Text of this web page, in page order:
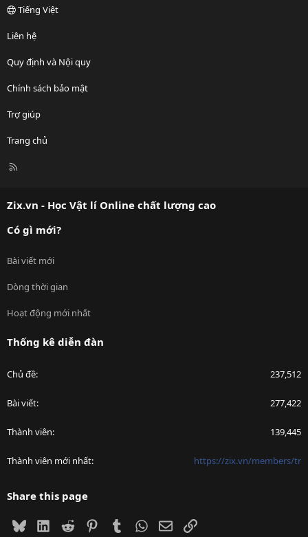
Tiếng Việt
Liên hệ
Quy định và Nội quy
Chính sách bảo mật
Trợ giúp
Trang chủ
R
Zix.vn - Học Vật lí Online chất lượng cao
Có gì mới?
Bài viết mới
Dòng thời gian
Hoạt động mới nhất
Thống kê diễn đàn
Chủ đề 237,512
Bài viết 277,422
Thành viên 139,445
Thành viên mới nhất https://zix.vn/members/tr
Share this page
BlueskyLinkedIn
Reddit PinterestTumblrWhatsApp
EmailLink